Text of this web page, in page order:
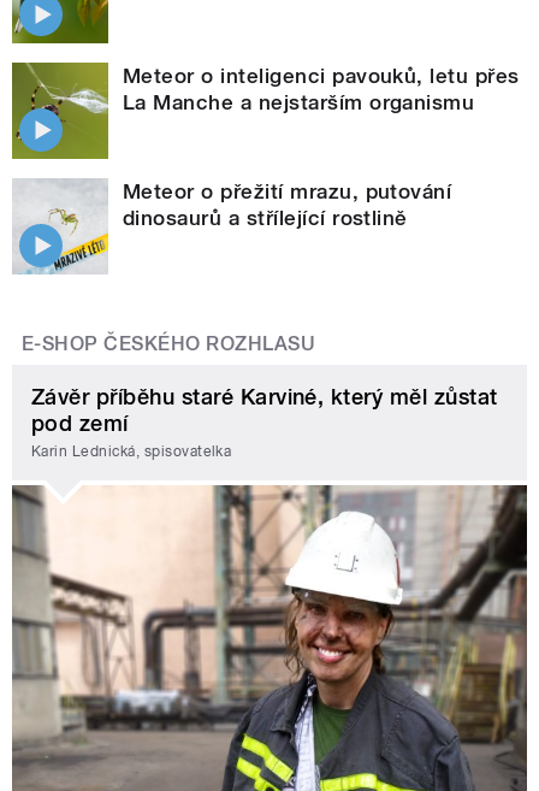
Meteor o inteligenci pavouků, letu přes
La Manche a nejstarším organismu
Meteor o přežití mrazu, putování
dinosaurů a střílející rostlině
E-SHOP ČESKÉHO ROZHLASU
Závěr příběhu staré Karviné, který měl zůstat
pod zemí
Karin Lednická, spisovatelka